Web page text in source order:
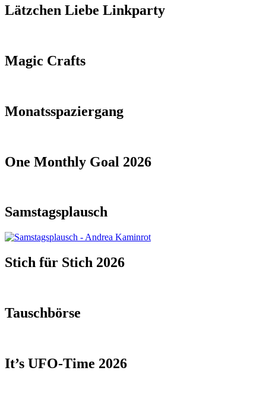
Lätzchen Liebe Linkparty
Magic Crafts
Monatsspaziergang
One Monthly Goal 2026
Samstagsplausch
Stich für Stich 2026
Tauschbörse
It’s UFO-Time 2026